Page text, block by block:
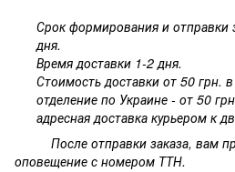
Срок формирования и отправки
дня.
Время доставки 1-2 дня.
Стоимость доставки от 50 грн.
отделение по Украине - от 50
адресная доставка курьером к
После отправки заказа, вам
оповещение с номером ТТН.